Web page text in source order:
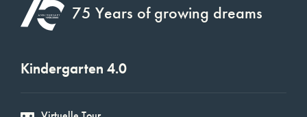
75 Years of growing dreams
Kindergarten 4.0